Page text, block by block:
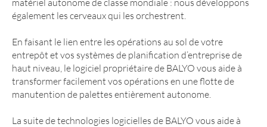
matériel autonome de classe mondiale : nous développons
également les cerveaux qui les orchestrent.
En faisant le lien entre les opérations au sol de votre
entrepôt et vos systèmes de planification d’entreprise de
haut niveau, le logiciel propriétaire de BALYO vous aide à
transformer facilement vos opérations en une flotte de
manutention de palettes entièrement autonome.
La suite de technologies logicielles de BALYO vous aide à